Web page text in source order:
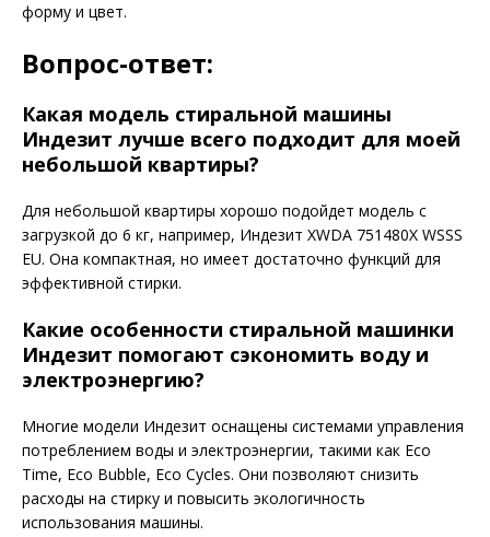
форму и цвет.
Вопрос-ответ:
Какая модель стиральной машины
Индезит лучше всего подходит для моей
небольшой квартиры?
Для небольшой квартиры хорошо подойдет модель с
загрузкой до 6 кг, например, Индезит XWDA 751480X WSSS
EU. Она компактная, но имеет достаточно функций для
эффективной стирки.
Какие особенности стиральной машинки
Индезит помогают сэкономить воду и
электроэнергию?
Многие модели Индезит оснащены системами управления
потреблением воды и электроэнергии, такими как Eco
Time, Eco Bubble, Eco Cycles. Они позволяют снизить
расходы на стирку и повысить экологичность
использования машины.